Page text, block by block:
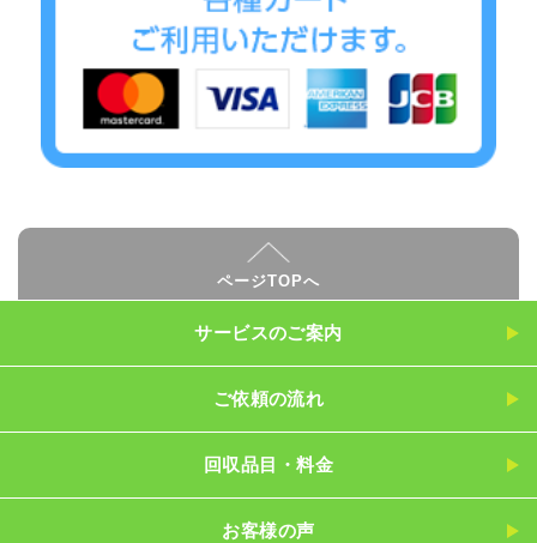
ページTOPへ
サービスのご案内
ご依頼の流れ
回収品目・料金
お客様の声